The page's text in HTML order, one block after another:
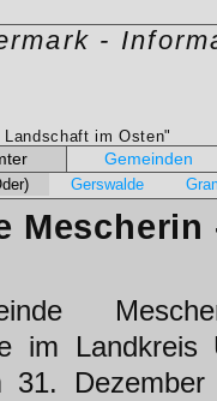
-
im Osten"
Gemeinden
Gerswalde
Mescherin
im Landkreis
31.